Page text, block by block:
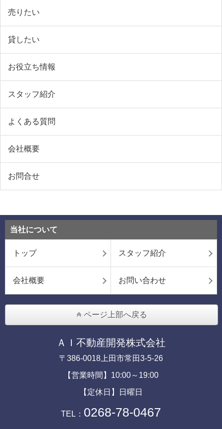
売りたい
貸したい
お役立ち情報
スタッフ紹介
よくある質問
会社概要
お問合せ
当社について
トップ スタッフ紹介
会社概要 お問い合わせ
ページ上部へ戻る
ＡＩ不動産開発株式会社
〒386-0018上田市常田3-5-26
【営業時間】10:00～19:00
【定休日】日曜日
TEL： 0268-78-0467